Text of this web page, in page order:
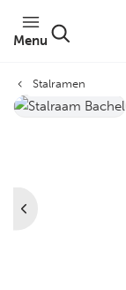
Menu
Stalramen
Van Dijk Rond